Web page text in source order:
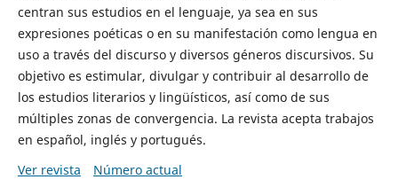
centran sus estudios en el lenguaje, ya sea en sus
expresiones poéticas o en su manifestación como lengua en
uso a través del discurso y diversos géneros discursivos. Su
objetivo es estimular, divulgar y contribuir al desarrollo de
los estudios literarios y lingüísticos, así como de sus
múltiples zonas de convergencia. La revista acepta trabajos
en español, inglés y portugués.
Ver revista
Número actual